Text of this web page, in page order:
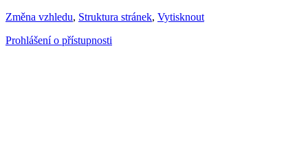
Změna vzhledu, Struktura stránek, Vytisknout
Prohlášení o přístupnosti